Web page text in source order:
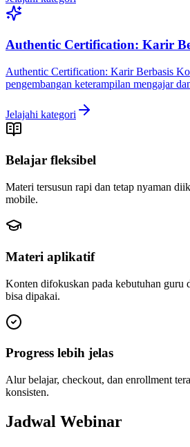
Authentic Certification: Karir
Authentic Certification: Karir Berbasis
pengembangan keterampilan mengajar
Jelajahi kategori
Belajar fleksibel
Materi tersusun rapi dan tetap nyaman
mobile.
Materi aplikatif
Konten difokuskan pada kebutuhan guru
bisa dipakai.
Progress lebih jelas
Alur belajar, checkout, dan enrollment
konsisten.
Jadwal Webinar